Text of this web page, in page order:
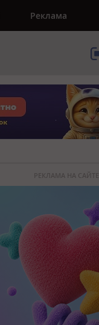
Реклама
РЕКЛАМА НА САЙТЕ